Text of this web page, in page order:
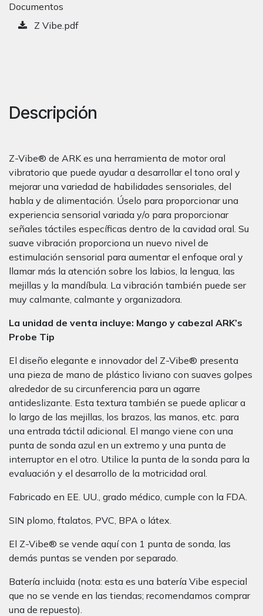
Documentos
Z Vibe.pdf
Descripción
Z-Vibe® de ARK es una herramienta de motor oral
vibratorio que puede ayudar a desarrollar el tono oral y
mejorar una variedad de habilidades sensoriales, del
habla y de alimentación. Úselo para proporcionar una
experiencia sensorial variada y/o para proporcionar
señales táctiles específicas dentro de la cavidad oral. Su
suave vibración proporciona un nuevo nivel de
estimulación sensorial para aumentar el enfoque oral y
llamar más la atención sobre los labios, la lengua, las
mejillas y la mandíbula. La vibración también puede ser
muy calmante, calmante y organizadora.
La unidad de venta incluye: Mango y cabezal ARK’s
Probe Tip
El diseño elegante e innovador del Z-Vibe® presenta
una pieza de mano de plástico liviano con suaves golpes
alrededor de su circunferencia para un agarre
antideslizante. Esta textura también se puede aplicar a
lo largo de las mejillas, los brazos, las manos, etc. para
una entrada táctil adicional. El mango viene con una
punta de sonda azul en un extremo y una punta de
interruptor en el otro. Utilice la punta de la sonda para la
evaluación y el desarrollo de la motricidad oral.
Fabricado en EE. UU., grado médico, cumple con la FDA.
SIN plomo, ftalatos, PVC, BPA o látex.
El Z-Vibe® se vende aquí con 1 punta de sonda, las
demás puntas se venden por separado.
Batería incluida (nota: esta es una batería Vibe especial
que no se vende en las tiendas; recomendamos comprar
una de repuesto).